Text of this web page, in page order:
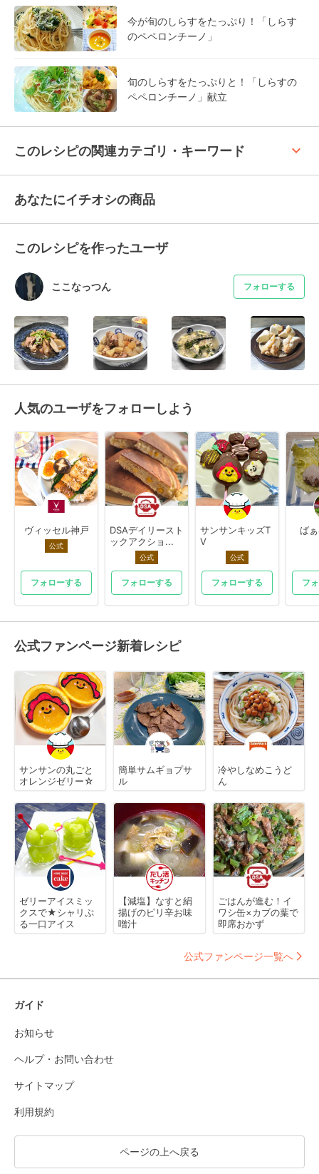
今が旬のしらすをたっぷり！「しらす
のペペロンチーノ」
旬のしらすをたっぷりと！「しらすの
ペペロンチーノ」献立
このレシピの関連カテゴリ・キーワード keyboard_arrow_up
あなたにイチオシの商品
このレシピを作ったユーザ
ここなっつん フォローする
人気のユーザをフォローしよう
ヴィッセル神戸
公式
フォローする
DSAデイリースト
ックアクショ...
公式
フォローする
サンサンキッズT
V
公式
フォローする
ば
フ
公式ファンページ新着レシピ
サンサンの丸ごと
オレンジゼリー☆
簡単サムギョプサ
ル
冷やしなめこうど
ん
ゼリーアイスミッ
クスで★シャリぷ
る一口アイス
【減塩】なすと絹
揚げのピリ辛お味
噌汁
ごはんが進む！イ
ワシ缶×カブの葉で
即席おかず
公式ファンページ一覧へ
ガイド
お知らせ
ヘルプ・お問い合わせ
サイトマップ
利用規約
ページの上へ戻る